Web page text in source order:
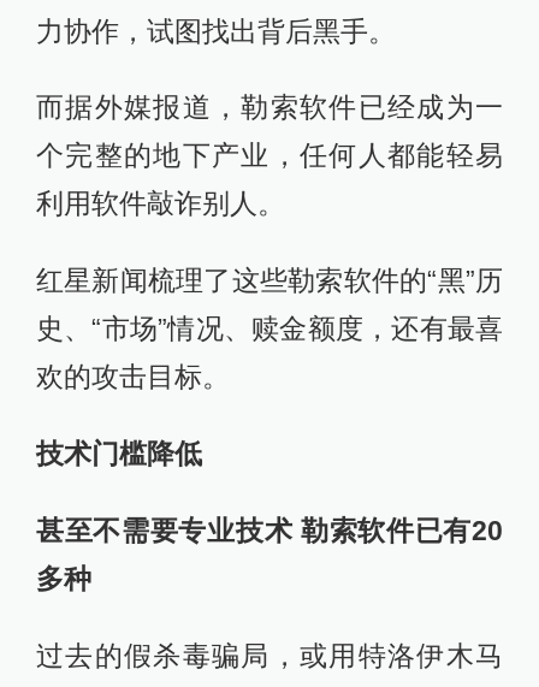
力协作，试图找出背后黑手。
而据外媒报道，勒索软件已经成为一
个完整的地下产业，任何人都能轻易
利用软件敲诈别人。
红星新闻梳理了这些勒索软件的“黑”历
史、“市场”情况、赎金额度，还有最喜
欢的攻击目标。
技术门槛降低
甚至不需要专业技术 勒索软件已有20
多种
过去的假杀毒骗局，或用特洛伊木马